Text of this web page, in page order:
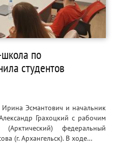
по
студентов
Эсмантович и начальник
Грахоцкий с рабочим
федеральный
(г. Архангельск). В ходе…